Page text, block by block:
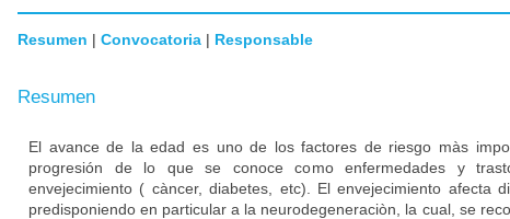
Resumen | Convocatoria | Responsable
Resumen
El avance de la edad es uno de los factores de riesgo màs
progresión de lo que se conoce como enfermedades y
envejecimiento ( càncer, diabetes, etc). El envejecimiento afecta
predisponiendo en particular a la neurodegeneraciòn, la cual, se